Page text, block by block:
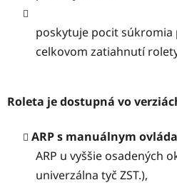
poskytuje pocit súkromia
celkovom zatiahnutí
Roleta je dostupná vo
ARP s manuálnym
ARP u vyššie osadených
univerzálna tyč ZST.),